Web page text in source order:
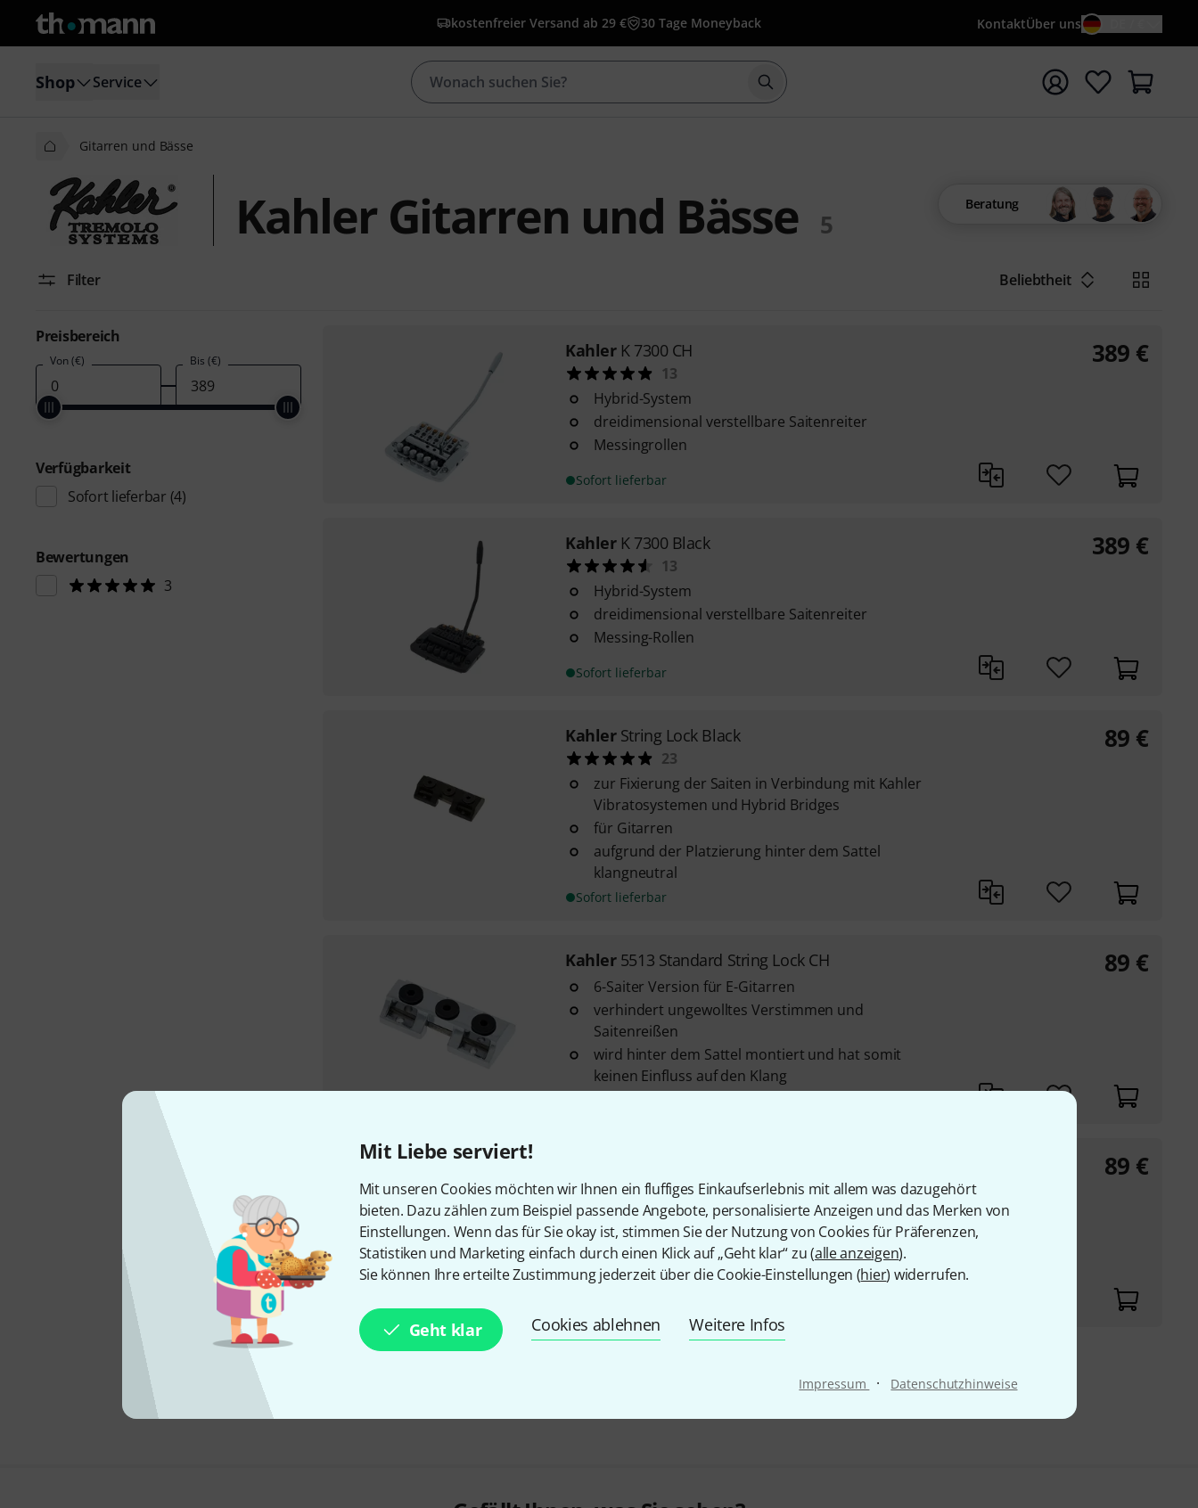
Mit Liebe serviert!
Mit unseren Cookies möchten wir Ihnen ein fluffiges Einkaufserlebnis mit allem was dazugehört
bieten. Dazu zählen zum Beispiel passende Angebote, personalisierte Anzeigen und das Merken von
Einstellungen. Wenn das für Sie okay ist, stimmen Sie der Nutzung von Cookies für Präferenzen,
Statistiken und Marketing einfach durch einen Klick auf „Geht klar“ zu (alle anzeigen).
Sie können Ihre erteilte Zustimmung jederzeit über die Cookie-Einstellungen (hier) widerrufen.
Geht klar Cookies ablehnen Weitere Infos
Impressum · Datenschutzhinweise
kostenfreier Versand ab 29 € 30 Tage Moneyback KontaktÜber uns
Shop Service Suche mit Suchwort {searchTerm} starten
Gitarren und Bässe
Kahler Gitarren und Bässe 5
Beratung
Filter Beliebtheit
Preisbereich
Von (€) Bis (€)
Verfügbarkeit
Sofort lieferbar (4)
Bewertungen
3
Kahler K 7300 CH
13
Hybrid-System
dreidimensional verstellbare Saitenreiter
Messingrollen
Sofort lieferbar
389 €
Kahler K 7300 Black
13
Hybrid-System
dreidimensional verstellbare Saitenreiter
Messing-Rollen
Sofort lieferbar
389 €
Kahler String Lock Black
23
zur Fixierung der Saiten in Verbindung mit Kahler
Vibratosystemen und Hybrid Bridges
für Gitarren
aufgrund der Platzierung hinter dem Sattel
klangneutral
Sofort lieferbar
89 €
Kahler 5513 Standard String Lock CH
6-Saiter Version für E-Gitarren
verhindert ungewolltes Verstimmen und
Saitenreißen
wird hinter dem Sattel montiert und hat somit
keinen Einfluss auf den Klang
89 €
6-Saiter Version für E-Gitarren
verhindert ungewolltes Verstimmen und
Saitenreißen
wird hinter dem Sattel montiert und hat somit
keinen Einfluss auf den Klang
89 €